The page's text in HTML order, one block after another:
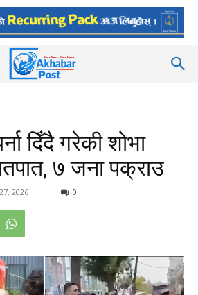
दिँदै गरेकी शोभा
७ जना पक्राउ
2026 0